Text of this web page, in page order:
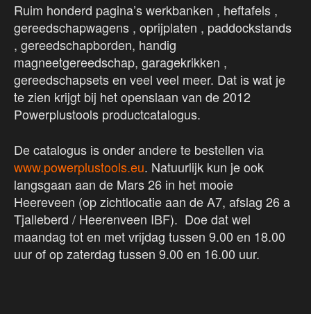
Ruim honderd pagina’s werkbanken , heftafels ,
gereedschapwagens , oprijplaten , paddockstands
, gereedschapborden, handig
magneetgereedschap, garagekrikken ,
gereedschapsets en veel veel meer. Dat is wat je
te zien krijgt bij het openslaan van de 2012
Powerplustools productcatalogus.
De catalogus is onder andere te bestellen via
www.powerplustools.eu. Natuurlijk kun je ook
langsgaan aan de Mars 26 in het mooie
Heereveen (op zichtlocatie aan de A7, afslag 26 a
Tjalleberd / Heerenveen IBF). Doe dat wel
maandag tot en met vrijdag tussen 9.00 en 18.00
uur of op zaterdag tussen 9.00 en 16.00 uur.